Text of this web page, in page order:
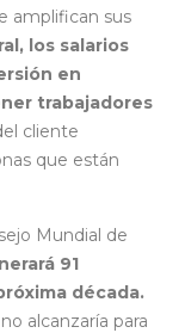
amplifican sus
los salarios
en
trabajadores
cliente
que están
Mundial de
91
década.
alcanzaría para